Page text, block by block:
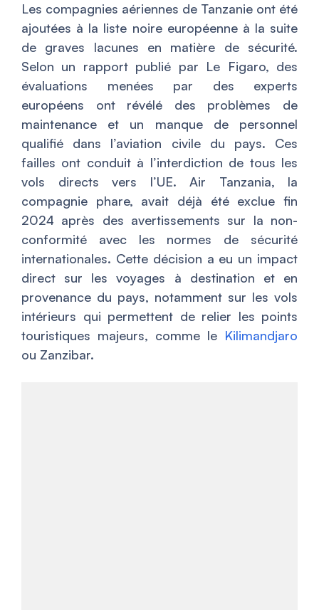
Les compagnies aériennes de Tanzanie ont été
ajoutées à la liste noire européenne à la suite
de graves lacunes en matière de sécurité.
Selon un rapport publié par Le Figaro, des
évaluations menées par des experts
européens ont révélé des problèmes de
maintenance et un manque de personnel
qualifié dans l’aviation civile du pays. Ces
failles ont conduit à l’interdiction de tous les
vols directs vers l’UE. Air Tanzania, la
compagnie phare, avait déjà été exclue fin
2024 après des avertissements sur la non-
conformité avec les normes de sécurité
internationales. Cette décision a eu un impact
direct sur les voyages à destination et en
provenance du pays, notamment sur les vols
intérieurs qui permettent de relier les points
touristiques majeurs, comme le Kilimandjaro
ou Zanzibar.